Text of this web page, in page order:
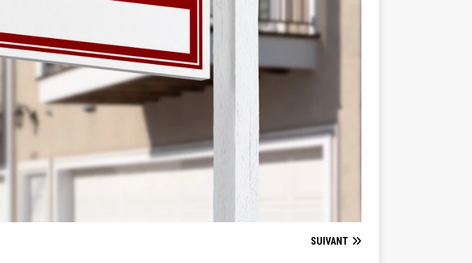
SUIVANT